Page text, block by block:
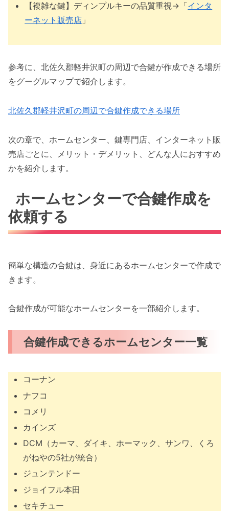
【複雑な鍵】ディンプルキーの品質重視→「インタ
ーネット販売店 」
参考に、北佐久郡軽井沢町の周辺で合鍵が作成できる場所
をグーグルマップで紹介します。
北佐久郡軽井沢町の周辺で合鍵作成できる場所
次の章で、ホームセンター、鍵専門店、インターネット販
売店ごとに、メリット・デメリット、どんな人におすすめ
かを紹介します。
ホームセンターで合鍵作成を
依頼する
簡単な構造の合鍵は、身近にあるホームセンターで作成で
きます。
合鍵作成が可能なホームセンターを一部紹介します。
合鍵作成できるホームセンター一覧
コーナン
ナフコ
コメリ
カインズ
DCM（カーマ、ダイキ、ホーマック、サンワ、くろ
がねやの5社が統合）
ジュンテンドー
ジョイフル本田
セキチュー